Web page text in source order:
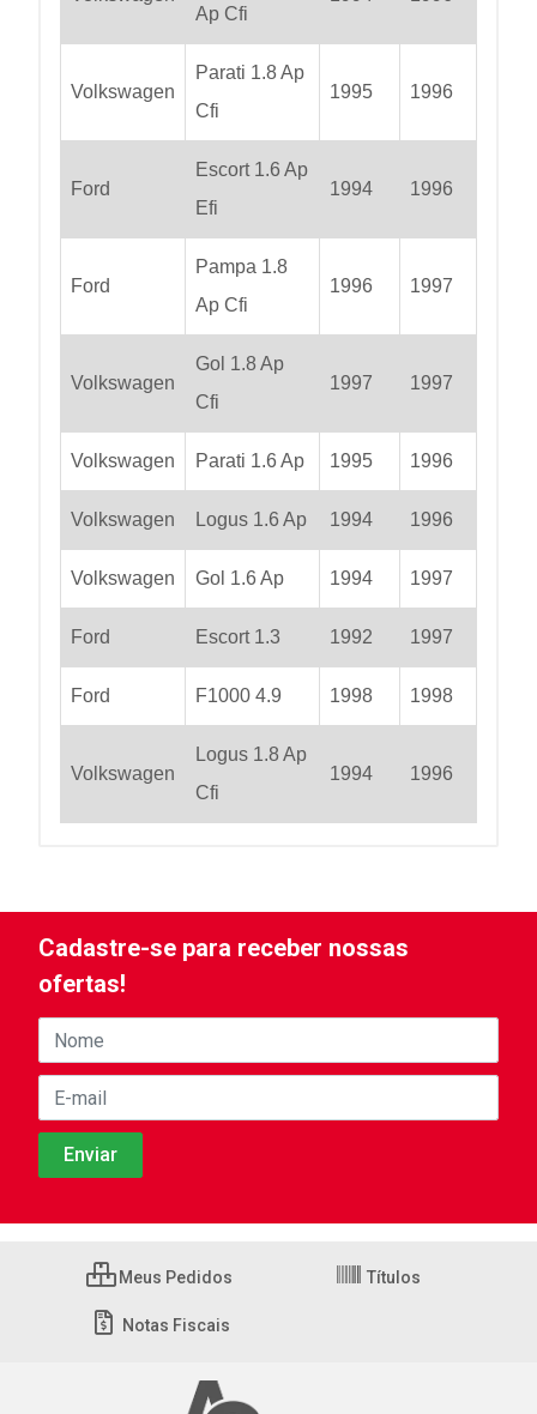
Ap Cfi
Volkswagen
Parati 1.8 Ap
Cfi
1995 1996
Ford
Escort 1.6 Ap
Efi
1994 1996
Ford
Pampa 1.8
Ap Cfi
1996 1997
Volkswagen
Gol 1.8 Ap
Cfi
1997 1997
Volkswagen Parati 1.6 Ap 1995 1996
Volkswagen Logus 1.6 Ap 1994 1996
Volkswagen Gol 1.6 Ap 1994 1997
Ford Escort 1.3 1992 1997
Ford F1000 4.9 1998 1998
Volkswagen
Logus 1.8 Ap
Cfi
1994 1996
Cadastre-se para receber nossas
ofertas!
Meus Pedidos Títulos
Notas Fiscais